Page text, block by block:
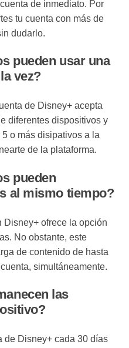
de inmediato. Por
tu cuenta con más de
dudarlo.
pueden usar una
vez?
de Disney+ acepta
diferentes dispositivos y
o más disipativos a la
de la plataforma.
pueden
al mismo tiempo?
Disney+ ofrece la opción
No obstante, este
de contenido de hasta
simultáneamente.
las
de Disney+ cada 30 días